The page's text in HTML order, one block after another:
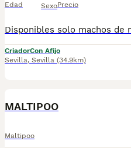
Edad SexoPrecio
CriadorCon Afijo
Sevilla, Sevilla (34.9km)
MALTIPOO
Maltipoo